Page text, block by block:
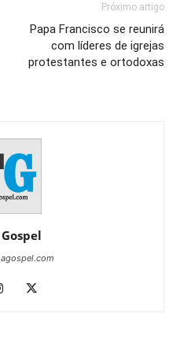
Próximo artigo
Papa Francisco se reunirá
com líderes de igrejas
protestantes e ortodoxas